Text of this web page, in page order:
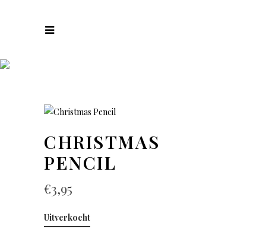
CHRISTMAS
PENCIL
€3,95
Uitverkocht